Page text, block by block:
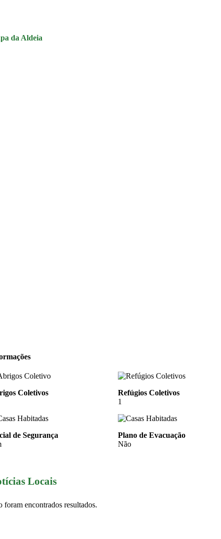
da Aldeia
Coletivos
Refúgios Coletivos
1
de Segurança
Plano de Evacuação
Não
Locais
foram encontrados resultados.